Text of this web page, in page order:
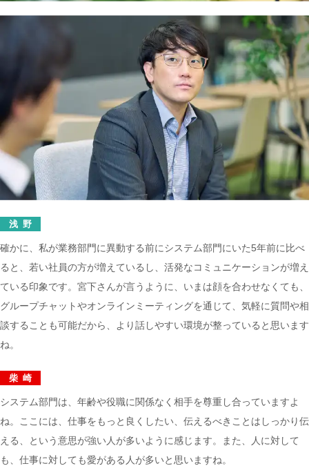
浅野
確かに、私が業務部門に異動する前にシステム部門にいた5年前に比べ
ると、若い社員の方が増えているし、活発なコミュニケーションが増え
ている印象です。宮下さんが言うように、いまは顔を合わせなくても、
グループチャットやオンラインミーティングを通じて、気軽に質問や相
談することも可能だから、より話しやすい環境が整っていると思います
ね。
柴崎
システム部門は、年齢や役職に関係なく相手を尊重し合っていますよ
ね。ここには、仕事をもっと良くしたい、伝えるべきことはしっかり伝
える、という意思が強い人が多いように感じます。また、人に対して
も、仕事に対しても愛がある人が多いと思いますね。